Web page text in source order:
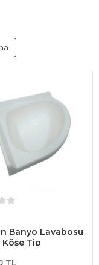
Banyo Lavabosu
Tip
TL